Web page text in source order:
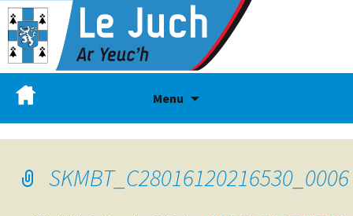
Menu
SKMBT_C28016120216530_0006